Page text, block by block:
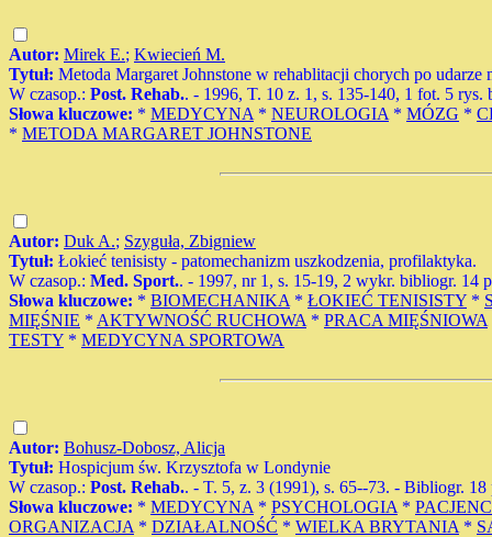
Autor: Mirek E.; Kwiecień M.
Tytuł: Metoda Margaret Johnstone w rehablitacji chorych po udarze
W czasop.: Post. Rehab.. - 1996, T. 10 z. 1, s. 135-140, 1 fot. 5 rys.
Słowa kluczowe: * MEDYCYNA * NEUROLOGIA * MÓZG *
* METODA MARGARET JOHNSTONE
Autor: Duk A.; Szyguła, Zbigniew
Tytuł: Łokieć tenisisty - patomechanizm uszkodzenia, profilaktyka.
W czasop.: Med. Sport.. - 1997, nr 1, s. 15-19, 2 wykr. bibliogr. 14
Słowa kluczowe: * BIOMECHANIKA * ŁOKIEĆ TENISISTY *
MIĘŚNIE * AKTYWNOŚĆ RUCHOWA * PRACA MIĘŚNIOWA
TESTY * MEDYCYNA SPORTOWA
Autor: Bohusz-Dobosz, Alicja
Tytuł: Hospicjum św. Krzysztofa w Londynie
W czasop.: Post. Rehab.. - T. 5, z. 3 (1991), s. 65--73. - Bibliogr. 18
Słowa kluczowe: * MEDYCYNA * PSYCHOLOGIA *
ORGANIZACJA * DZIAŁALNOŚĆ * WIELKA BRYTANIA *